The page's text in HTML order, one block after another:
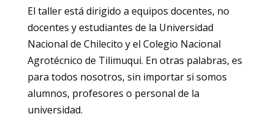
El taller está dirigido a equipos docentes, no
docentes y estudiantes de la Universidad
Nacional de Chilecito y el Colegio Nacional
Agrotécnico de Tilimuqui. En otras palabras, es
para todos nosotros, sin importar si somos
alumnos, profesores o personal de la
universidad.